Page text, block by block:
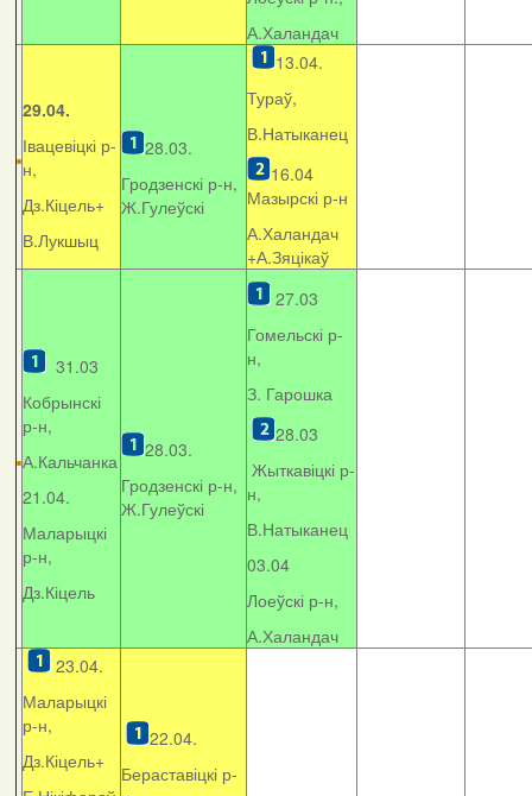
А.Халандач
29.04.
Івацевіцкі р-
н,
Дз.Кіцель+
В.Лукшыц
28.03.
Гродзенскі р-н,
Ж.Гулеўскі
13.04.
Тураў,
В.Натыканец
16.04
Мазырскі р-н
А.Халандач
+А.Зяцікаў
31.03
Кобрынскі
р-н,
А.Кальчанка
21.04.
Маларыцкі
р-н,
Дз.Кіцель
28.03.
Гродзенскі р-н,
Ж.Гулеўскі
27.03
Гомельскі р-
н,
З. Гарошка
28.03
Жыткавіцкі р-
н,
В.Натыканец
03.04
Лоеўскі р-н,
А.Халандач
23.04.
Маларыцкі
р-н,
Дз.Кіцель+
22.04.
Бераставіцкі р-